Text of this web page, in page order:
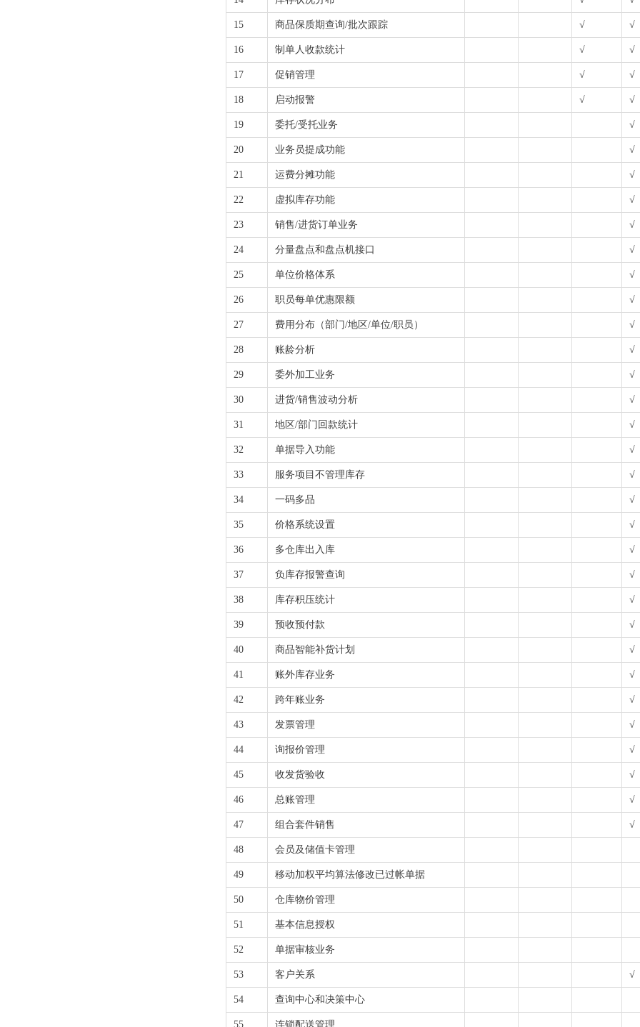
15 商品保质期查询/批次跟踪 √ √
16 制单人收款统计 √ √
17 促销管理 √ √
18 启动报警 √ √
19 委托/受托业务 √
20 业务员提成功能 √
21 运费分摊功能 √
22 虚拟库存功能 √
23 销售/进货订单业务 √
24 分量盘点和盘点机接口 √
25 单位价格体系 √
26 职员每单优惠限额 √
27 费用分布（部门/地区/单位/职员） √
28 账龄分析 √
29 委外加工业务 √
30 进货/销售波动分析 √
31 地区/部门回款统计 √
32 单据导入功能 √
33 服务项目不管理库存 √
34 一码多品 √
35 价格系统设置 √
36 多仓库出入库 √
37 负库存报警查询 √
38 库存积压统计 √
39 预收预付款 √
40 商品智能补货计划 √
41 账外库存业务 √
42 跨年账业务 √
43 发票管理 √
44 询报价管理 √
45 收发货验收 √
46 总账管理 √
47 组合套件销售 √
48 会员及储值卡管理
49 移动加权平均算法修改已过帐单据
50 仓库物价管理
51 基本信息授权
52 单据审核业务
53 客户关系 √
54 查询中心和决策中心
55 连锁配送管理